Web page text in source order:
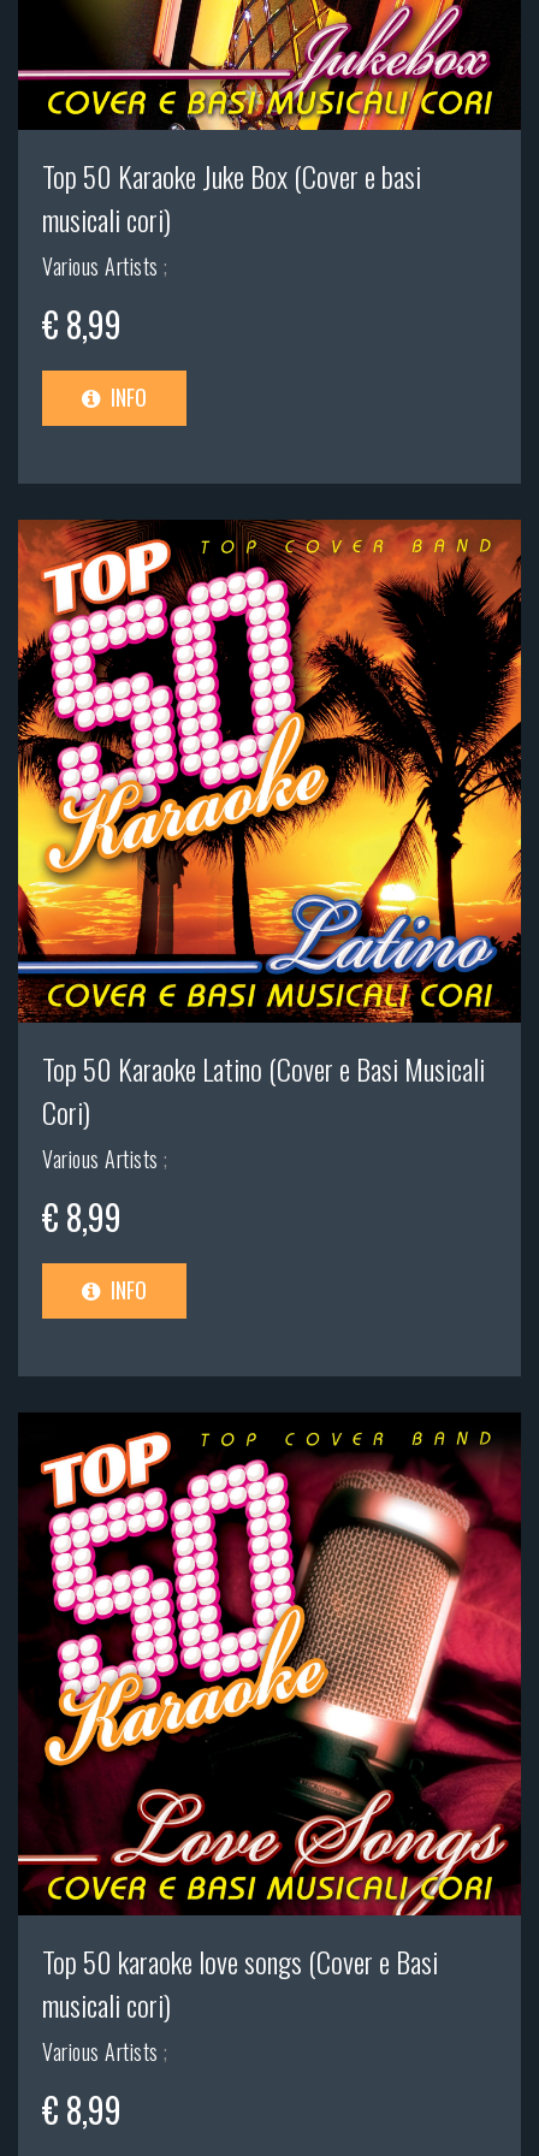
Top 50 Karaoke Juke Box (Cover e basi
musicali cori)
Various Artists ;
€ 8,99
INFO
Top 50 Karaoke Latino (Cover e Basi Musicali
Cori)
Various Artists ;
€ 8,99
INFO
Top 50 karaoke love songs (Cover e Basi
musicali cori)
Various Artists ;
€ 8,99